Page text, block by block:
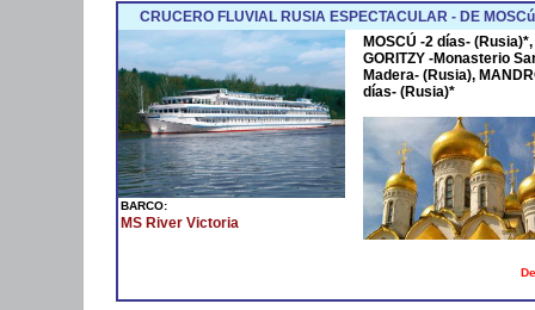
CRUCERO FLUVIAL RUSIA ESPECTACULAR - DE
BARCO:
MS River Victoria
MOSCÚ -2 días-
GORITZY -Monasterio
Madera- (Rusia),
días- (Rusia)*